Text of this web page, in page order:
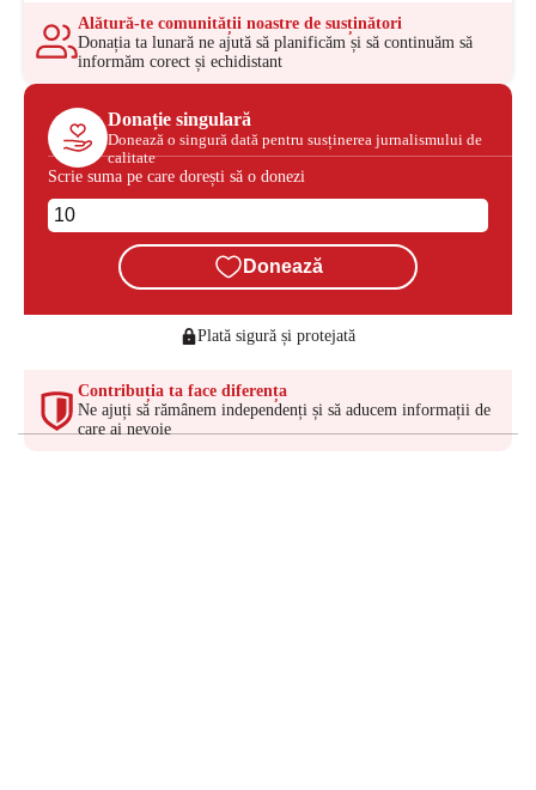
Alătură-te comunității noastre de susținători
Donația ta lunară ne ajută să planificăm și să continuăm să
informăm corect și echidistant
Donație singulară
Donează o singură dată pentru susținerea jurnalismului de
calitate
Scrie suma pe care dorești să o donezi
Donează
Plată sigură și protejată
Contribuția ta face diferența
Ne ajuți să rămânem independenți și să aducem informații de
care ai nevoie